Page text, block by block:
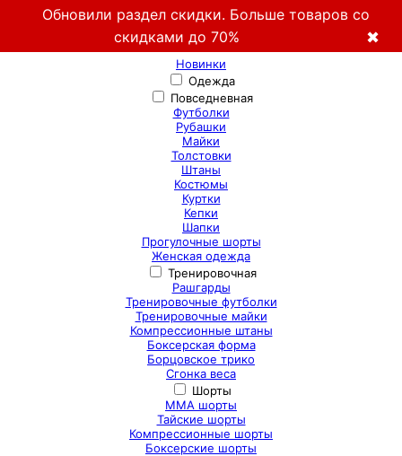
Обновили раздел скидки. Больше товаров со
скидками до 70%
✖
Новинки
Одежда
Повседневная
Футболки
Рубашки
Майки
Толстовки
Штаны
Костюмы
Куртки
Кепки
Шапки
Прогулочные шорты
Женская одежда
Тренировочная
Рашгарды
Тренировочные футболки
Тренировочные майки
Компрессионные штаны
Боксерская форма
Борцовское трико
Сгонка веса
Шорты
ММА шорты
Тайские шорты
Компрессионные шорты
Боксерские шорты